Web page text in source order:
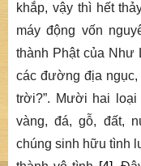
khắp, vậy thì hết
máy động vốn
thành Phật của Như
các đường địa
trời?”. Mười hai
vàng, đá, gỗ, đất,
chúng sinh hữu tình